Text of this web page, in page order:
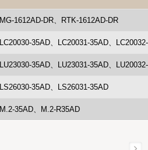
MG-1612AD-DR、RTK-1612AD-DR
LC20030-35AD、LC20031-35AD、
LU23030-35AD、LU23031-35AD、
LS26030-35AD、LS26031-35AD
M.2-35AD、M.2-R35AD